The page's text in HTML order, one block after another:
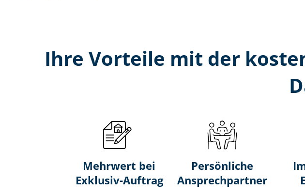
Ihre Vorteile mit der
Mehrwert bei
Exklusiv-Auftrag
Persönliche
Ansprechpartner